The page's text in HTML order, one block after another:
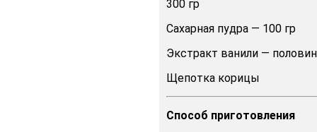
300 гр
Сахарная пудра — 100 гр
Экстракт ванили —
Щепотка корицы
Способ приготовления